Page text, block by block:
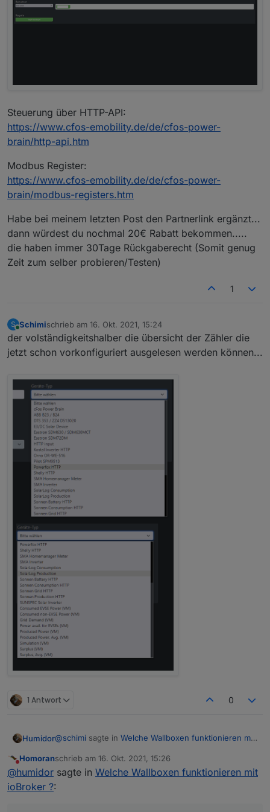
Steuerung über HTTP-API:
https://www.cfos-emobility.de/de/cfos-power-
brain/http-api.htm
Modbus Register:
https://www.cfos-emobility.de/de/cfos-power-
brain/modbus-registers.htm
Habe bei meinem letzten Post den Partnerlink ergänzt...
dann würdest du nochmal 20€ Rabatt bekommen.....
die haben immer 30Tage Rückgaberecht (Somit genug
Zeit zum selber probieren/Testen)
1
S
Online
Schimischrieb am 16. Okt. 2021, 15:24
zuletzt editiert von
der volständigkeitshalber die übersicht der Zähler die
jetzt schon vorkonfiguriert ausgelesen werden können...
1 Antwort 0
Humidor@schimi sagte in Welche Wallboxen funktionieren mit
@humidor
die Frage ist, ob schon jemand mit Modbus oder
Nicht stören
Homoranschrieb am 16. Okt. 2021, 15:26
zuletzt editiert von
@humidor sagte in Welche Wallboxen funktionieren mit
ioBroker ?: